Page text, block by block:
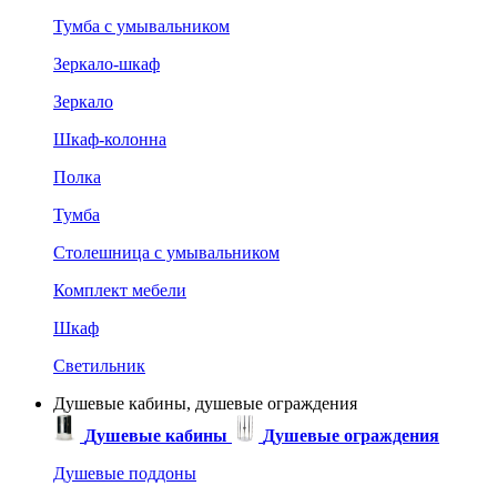
Тумба с умывальником
Зеркало-шкаф
Зеркало
Шкаф-колонна
Полка
Тумба
Столешница с умывальником
Комплект мебели
Шкаф
Светильник
Душевые кабины, душевые ограждения
Душевые кабины
Душевые ограждения
Душевые поддоны